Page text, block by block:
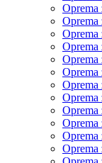
Oprema
Oprema
Oprema
Oprema
Oprema
Oprema
Oprema
Oprema
Oprema
Oprema